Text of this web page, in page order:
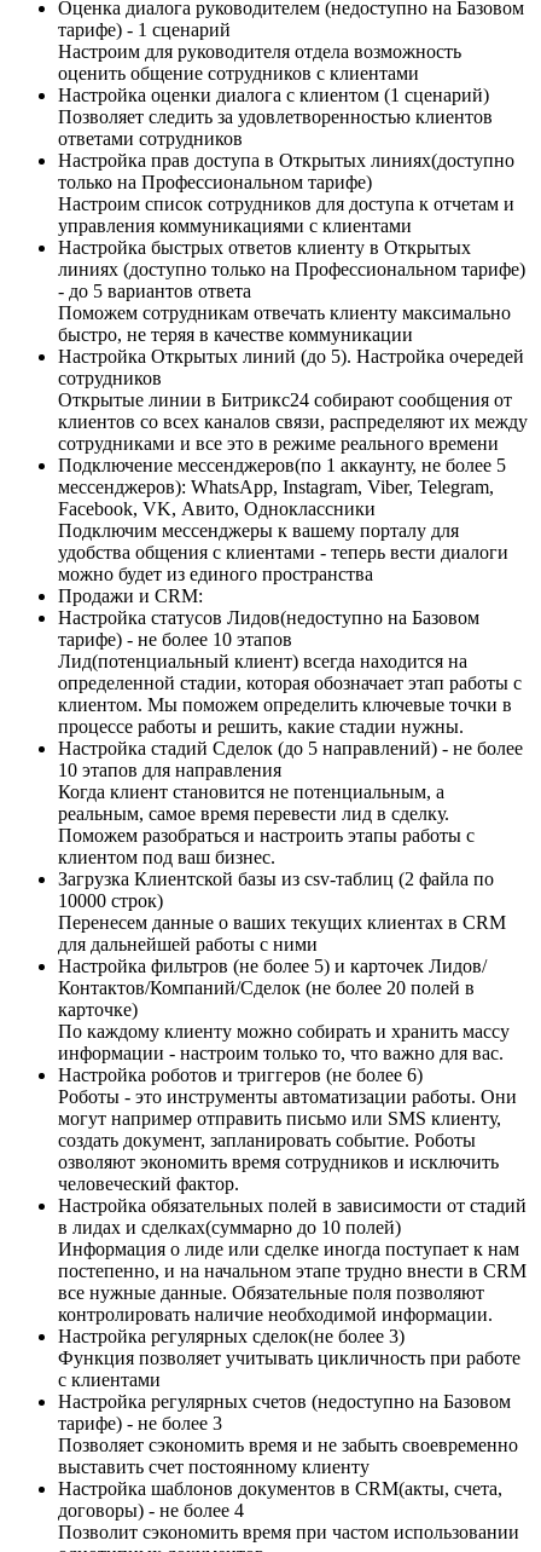
Оценка диалога руководителем (недоступно на Базовом
тарифе) - 1 сценарий
Настроим для руководителя отдела возможность
оценить общение сотрудников с клиентами
Настройка оценки диалога с клиентом (1 сценарий)
Позволяет следить за удовлетворенностью клиентов
ответами сотрудников
Настройка прав доступа в Открытых линиях(доступно
только на Профессиональном тарифе)
Настроим список сотрудников для доступа к отчетам и
управления коммуникациями с клиентами
Настройка быстрых ответов клиенту в Открытых
линиях (доступно только на Профессиональном тарифе)
- до 5 вариантов ответа
Поможем сотрудникам отвечать клиенту максимально
быстро, не теряя в качестве коммуникации
Настройка Открытых линий (до 5). Настройка очередей
сотрудников
Открытые линии в Битрикс24 собирают сообщения от
клиентов со всех каналов связи, распределяют их между
сотрудниками и все это в режиме реального времени
Подключение мессенджеров(по 1 аккаунту, не более 5
мессенджеров): WhatsApp, Instagram, Viber, Telegram,
Facebook, VK, Авито, Одноклассники
Подключим мессенджеры к вашему порталу для
удобства общения с клиентами - теперь вести диалоги
можно будет из единого пространства
Продажи и CRM:
Настройка статусов Лидов(недоступно на Базовом
тарифе) - не более 10 этапов
Лид(потенциальный клиент) всегда находится на
определенной стадии, которая обозначает этап работы с
клиентом. Мы поможем определить ключевые точки в
процессе работы и решить, какие стадии нужны.
Настройка стадий Сделок (до 5 направлений) - не более
10 этапов для направления
Когда клиент становится не потенциальным, а
реальным, самое время перевести лид в сделку.
Поможем разобраться и настроить этапы работы с
клиентом под ваш бизнес.
Загрузка Клиентской базы из csv-таблиц (2 файла по
10000 строк)
Перенесем данные о ваших текущих клиентах в CRM
для дальнейшей работы с ними
Настройка фильтров (не более 5) и карточек Лидов/
Контактов/Компаний/Сделок (не более 20 полей в
карточке)
По каждому клиенту можно собирать и хранить массу
информации - настроим только то, что важно для вас.
Настройка роботов и триггеров (не более 6)
Роботы - это инструменты автоматизации работы. Они
могут например отправить письмо или SMS клиенту,
создать документ, запланировать событие. Роботы
озволяют экономить время сотрудников и исключить
человеческий фактор.
Настройка обязательных полей в зависимости от стадий
в лидах и сделках(суммарно до 10 полей)
Информация о лиде или сделке иногда поступает к нам
постепенно, и на начальном этапе трудно внести в CRM
все нужные данные. Обязательные поля позволяют
контролировать наличие необходимой информации.
Настройка регулярных сделок(не более 3)
Функция позволяет учитывать цикличность при работе
с клиентами
Настройка регулярных счетов (недоступно на Базовом
тарифе) - не более 3
Позволяет сэкономить время и не забыть своевременно
выставить счет постоянному клиенту
Настройка шаблонов документов в CRM(акты, счета,
договоры) - не более 4
Позволит сэкономить время при частом использовании